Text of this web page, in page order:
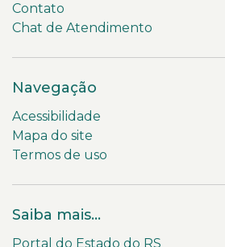
Contato
Chat de Atendimento
Navegação
Acessibilidade
Mapa do site
Termos de uso
Saiba mais...
Portal do Estado do RS